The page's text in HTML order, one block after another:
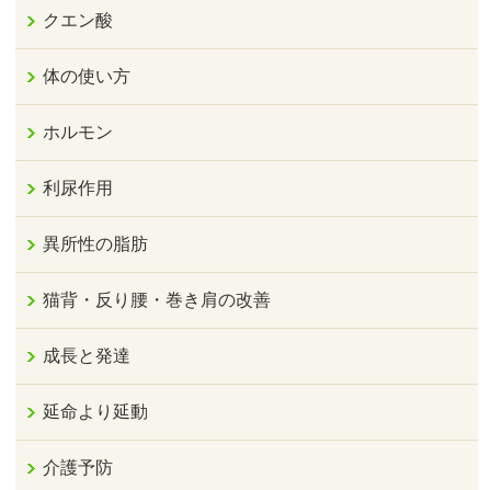
クエン酸
体の使い方
ホルモン
利尿作用
異所性の脂肪
猫背・反り腰・巻き肩の改善
成長と発達
延命より延動
介護予防